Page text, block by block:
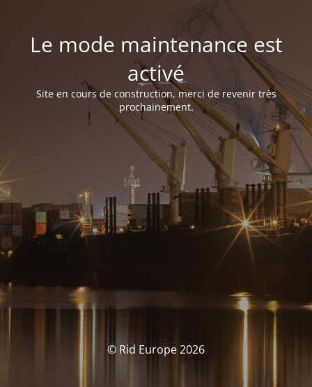
Le mode maintenance est
activé
Site en cours de construction, merci de revenir très
prochainement.
© Rid Europe 2026